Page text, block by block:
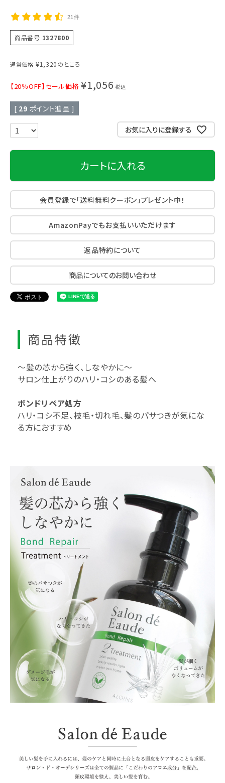
21件
商品番号 1327800
通常価格 ¥1,320のところ
【20％OFF】セール価格 ¥1,056 税込
[ 29 ポイント進呈 ]
お気に入りに登録する
カートに入れる
会員登録で「送料無料クーポン」プレゼント中！
AmazonPayでもお支払いいただけます
返品特約について
商品についてのお問い合わせ
商品特徴
～髪の芯から強く、しなやかに～
サロン仕上がりのハリ・コシのある髪へ
ボンドリペア処方
ハリ・コシ不足、枝毛・切れ毛、髪のパサつきが気にな
る方におすすめ